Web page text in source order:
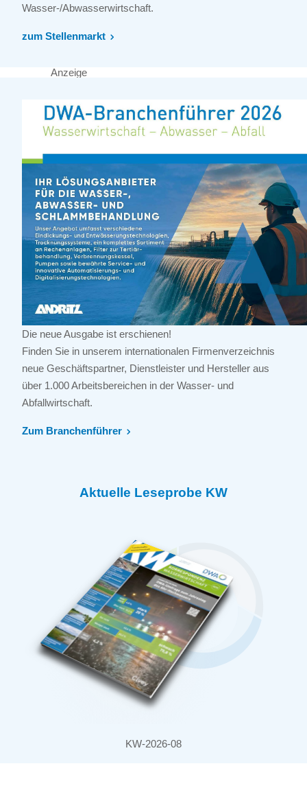
Wasser-/Abwasserwirtschaft.
zum Stellenmarkt
Anzeige
Die neue Ausgabe ist erschienen!
Finden Sie in unserem internationalen Firmenverzeichnis
neue Geschäftspartner, Dienstleister und Hersteller aus
über 1.000 Arbeitsbereichen in der Wasser- und
Abfallwirtschaft.
Zum Branchenführer
Aktuelle Leseprobe KW
KW-2026-08